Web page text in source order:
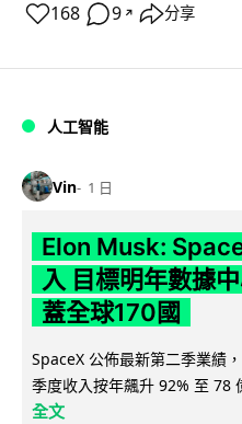
168 9 ↗ 分享
人工智能
Vin 1 日
Elon Musk:
入 目標明年數據
蓋全球170國
SpaceX 公佈最新第二季業績
季度收入按年飆升 92% 至 78
全文